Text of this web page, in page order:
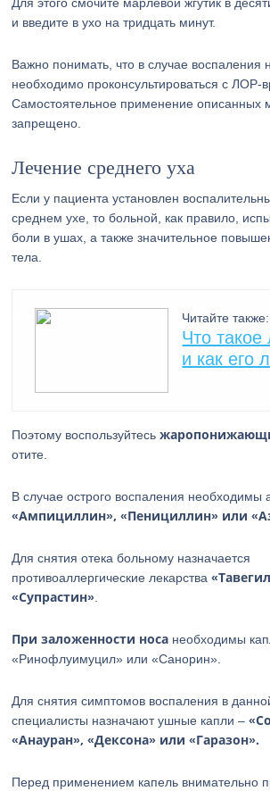
и введите в ухо на тридцать минут.
Важно понимать, что в случае воспаления
необходимо проконсультироваться с ЛОР-
Самостоятельное применение описанных
запрещено.
Лечение среднего уха
Если у пациента установлен
среднем ухе, то больной, как правило,
боли в ушах, а также значительное
тела.
Читайте также:
Что
и как его
Поэтому воспользуйтесь
отите.
В случае острого воспаления необходимы
«Ампициллин», «Пенициллин» или
Для снятия отека больному назначается
противоаллергические лекарства
«Супрастин»
При заложенности носа необходимы
«Ринофлуимуцил» или «Санорин».
Для снятия симптомов воспаления в
специалисты назначают ушные капли –
«Анауран», «Дексона» или «Гаразон».
Перед применением капель внимательно